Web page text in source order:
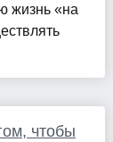
жизнь «на
чтобы